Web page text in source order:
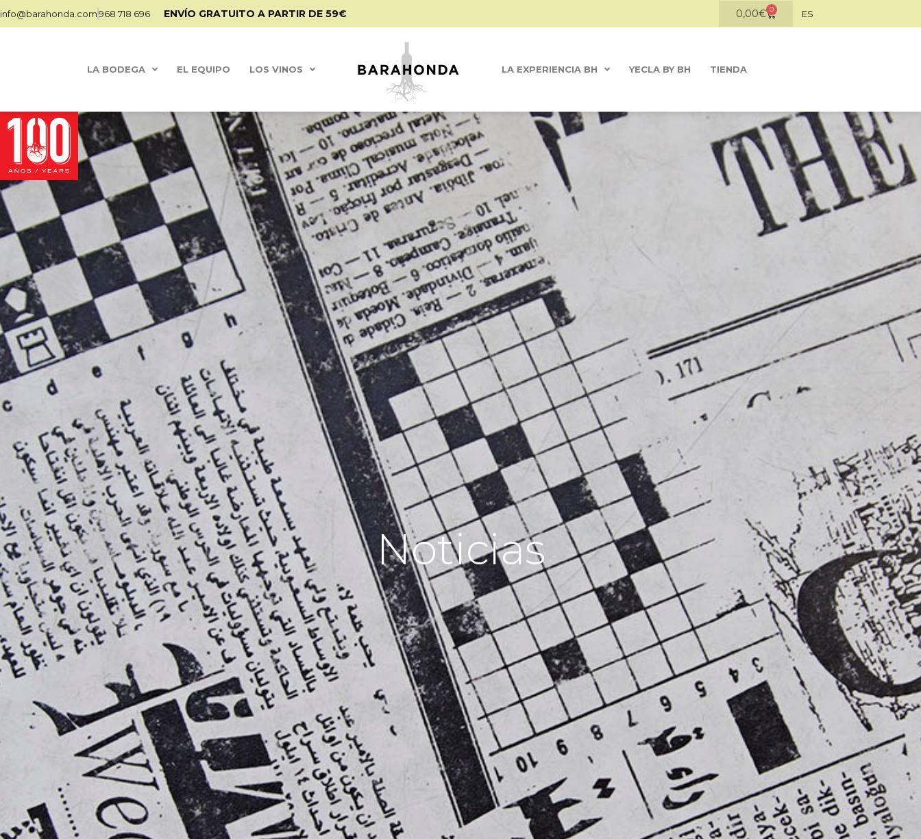
info@barahonda.com968 718 696 ENVÍO GRATUITO A PARTIR DE 59€ 0,00€ 0 ES
LA BODEGA EL EQUIPO LOS VINOS LA EXPERIENCIA BH YECLA BY BH TIENDA
Noticias